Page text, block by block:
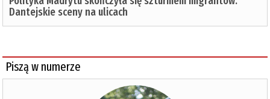
Dantejskie sceny na ulicach
Piszą w numerze